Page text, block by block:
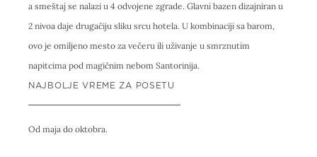
a smeštaj se nalazi u 4 odvojene zgrade. Glavni bazen dizajniran u
2 nivoa daje drugačiju sliku srcu hotela. U kombinaciji sa barom,
ovo je omiljeno mesto za večeru ili uživanje u smrznutim
napitcima pod magičnim nebom Santorinija.
NAJBOLJE VREME ZA POSETU
Od maja do oktobra.